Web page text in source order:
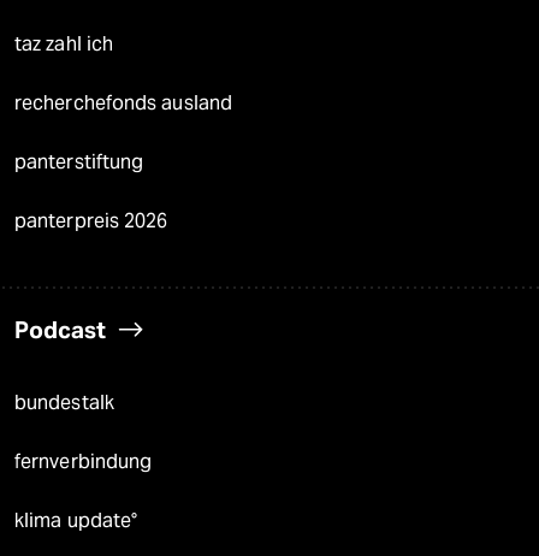
taz zahl ich
recherchefonds ausland
panterstiftung
panterpreis 2026
Podcast
bundestalk
fernverbindung
klima update°